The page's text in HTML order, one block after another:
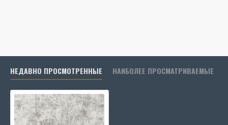
НЕДАВНО ПРОСМОТРЕННЫЕ НАИБОЛЕЕ ПРОСМАТРИВАЕМЫЕ